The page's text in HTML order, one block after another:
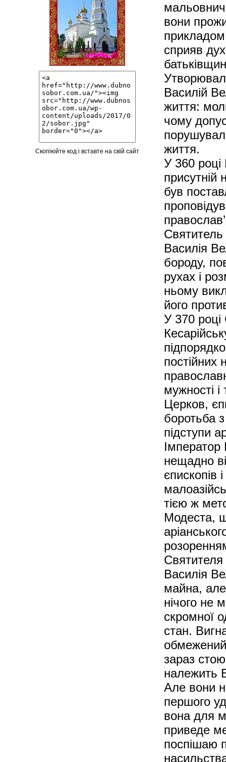
Скопіюйте код і вставте на свій сайт
вони
сприяв
Василій
життя:
чому
життя.
У 360 році
присутній
був
Святитель
Василія
бороду,
рухах і
ньому
його
У 370 році
постійних
мужності
Церков,
боротьба
підступи
Імператор
нещадно
єпископів
тією ж
Модеста,
Святителя
Василія
майна,
нічого не
скромної
стан.
зараз
належить
Але вони
першого
вона для
приведе
поспішаю